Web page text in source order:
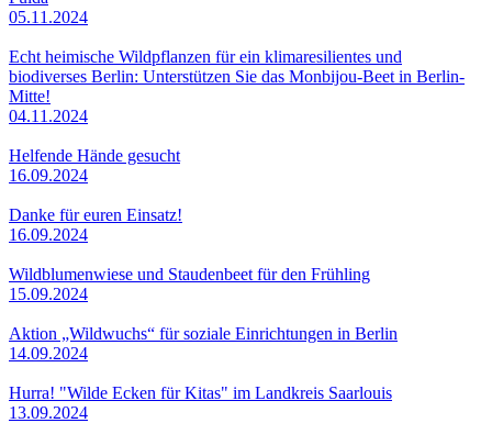
05.11.2024
Echt heimische Wildpflanzen für ein klimaresilientes und
biodiverses Berlin: Unterstützen Sie das Monbijou-Beet in Berlin-
Mitte!
04.11.2024
Helfende Hände gesucht
16.09.2024
Danke für euren Einsatz!
16.09.2024
Wildblumenwiese und Staudenbeet für den Frühling
15.09.2024
Aktion „Wildwuchs“ für soziale Einrichtungen in Berlin
14.09.2024
Hurra! "Wilde Ecken für Kitas" im Landkreis Saarlouis
13.09.2024